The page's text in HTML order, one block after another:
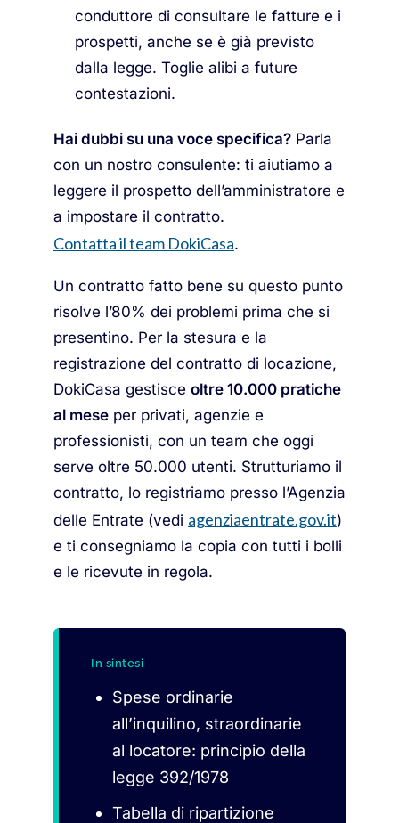
conduttore di consultare le fatture e i
prospetti, anche se è già previsto
dalla legge. Toglie alibi a future
contestazioni.
Hai dubbi su una voce specifica? Parla
con un nostro consulente: ti aiutiamo a
leggere il prospetto dell’amministratore e
a impostare il contratto.
Contatta il team DokiCasa.
Un contratto fatto bene su questo punto
risolve l’80% dei problemi prima che si
presentino. Per la stesura e la
registrazione del contratto di locazione,
DokiCasa gestisce oltre 10.000 pratiche
al mese per privati, agenzie e
professionisti, con un team che oggi
serve oltre 50.000 utenti. Strutturiamo il
contratto, lo registriamo presso l’Agenzia
delle Entrate (vedi agenziaentrate.gov.it)
e ti consegniamo la copia con tutti i bolli
e le ricevute in regola.
In sintesi
Spese ordinarie
all’inquilino, straordinarie
al locatore: principio della
legge 392/1978
Tabella di ripartizione